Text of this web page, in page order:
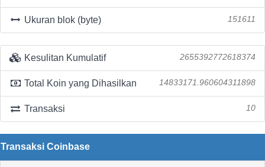
Ukuran blok (byte) 151611
Kesulitan Kumulatif 2655392772618374
Total Koin yang Dihasilkan 14833171.960604311898
Transaksi 10
Transaksi Coinbase